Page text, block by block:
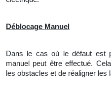
Déblocage Manuel
Dans le cas où le défaut est
manuel peut être effectué.
les obstacles et de réaligner les